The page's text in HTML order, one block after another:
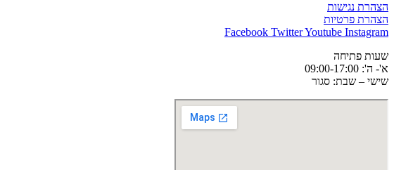
הצהרת נגישות
הצהרת פרטיות
Facebook TwitterYoutube Instagram
שעות פתיחה
א'- ה': 09:00-17:00
שישי – שבת: סגור